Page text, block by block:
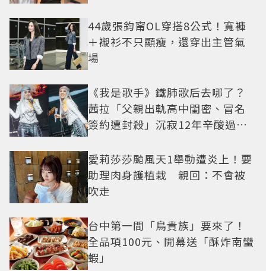
44歲張鈞甯OL穿搭8公式！寬褲
＋襯衫不只顯瘦，還穿出主管氣
場
《我是歌手》鐵肺歌后去哪了？
茜拉「父親出軌高中閨密、冒名
簽約遭封殺」沉寂12年辛酸過往
愛莉莎莎颱風天1舉動遭炎上！要
助理肉身護植栽 親回：不會被
吹走
台中第一間「鳥貴族」要來了！
全品項100元、開幕送「酥炸南蠻
蝦」